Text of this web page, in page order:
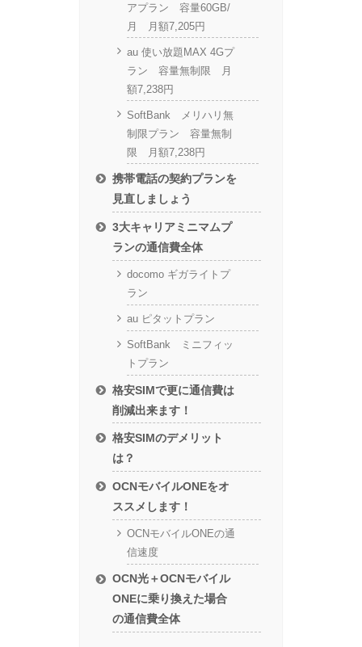
アプラン 容量60GB/
月 月額7,205円
au 使い放題MAX 4Gプ
ラン 容量無制限 月
額7,238円
SoftBank メリハリ無
制限プラン 容量無制
限 月額7,238円
携帯電話の契約プランを
見直しましょう
3大キャリアミニマムプ
ランの通信費全体
docomo ギガライトプ
ラン
au ピタットプラン
SoftBank ミニフィッ
トプラン
格安SIMで更に通信費は
削減出来ます！
格安SIMのデメリット
は？
OCNモバイルONEをオ
ススメします！
OCNモバイルONEの通
信速度
OCN光＋OCNモバイル
ONEに乗り換えた場合
の通信費全体